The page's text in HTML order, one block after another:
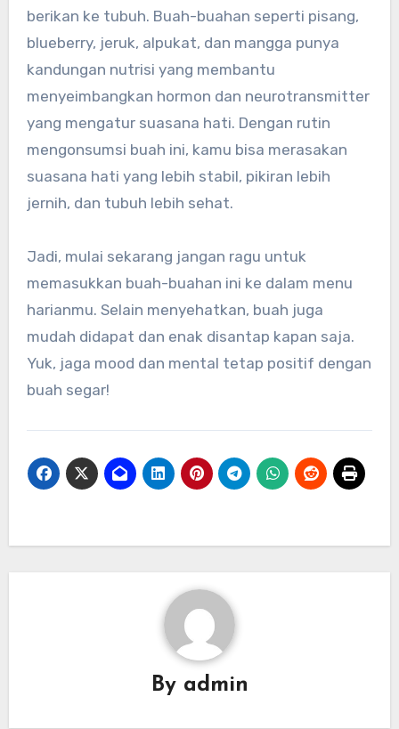
berikan ke tubuh. Buah-buahan seperti pisang,
blueberry, jeruk, alpukat, dan mangga punya
kandungan nutrisi yang membantu
menyeimbangkan hormon dan neurotransmitter
yang mengatur suasana hati. Dengan rutin
mengonsumsi buah ini, kamu bisa merasakan
suasana hati yang lebih stabil, pikiran lebih
jernih, dan tubuh lebih sehat.
Jadi, mulai sekarang jangan ragu untuk
memasukkan buah-buahan ini ke dalam menu
harianmu. Selain menyehatkan, buah juga
mudah didapat dan enak disantap kapan saja.
Yuk, jaga mood dan mental tetap positif dengan
buah segar!
By admin